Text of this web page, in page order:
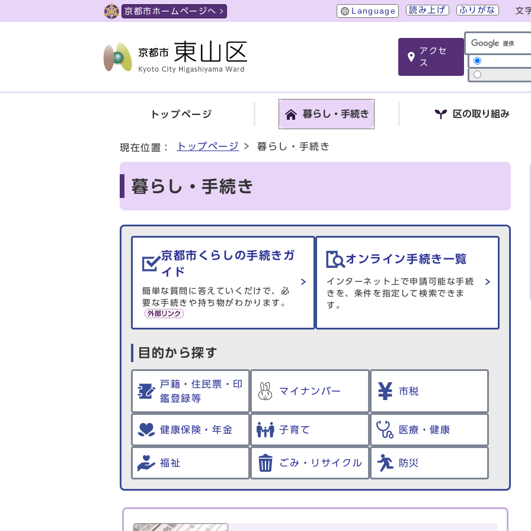
京都市ホームページへ Language 読み上げ ふりがな 文
アクセ
ス
サイト内検索
トップページ 暮らし・手続き 区の取り組み
現在位置： トップページ 暮らし・手続き
暮らし・手続き
京都市くらしの手続きガ
イド
簡単な質問に答えていくだけで、必
要な手続きや持ち物がわかります。
オンライン手続き一覧
インターネット上で申請可能な手続
きを、条件を指定して検索できま
す。
目的から探す
戸籍・住民票・印
鑑登録等
マイナンバー 市税
健康保険・年金 子育て 医療・健康
福祉 ごみ・リサイクル 防災